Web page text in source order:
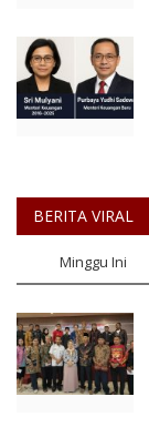
BERITA VIRAL
Minggu Ini